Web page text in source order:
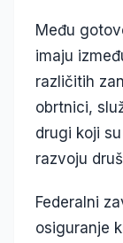
Među
imaju
različitih
obrtnici,
drugi koji
razvoju
Federalni
osiguranje